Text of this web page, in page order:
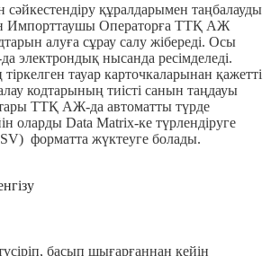
сәйкестендіру құралдарымен таңбалауды
Импорттаушы Операторға ТТҚ АЖ
алуға сұрау салу жібереді. Осы
электрондық нысанда ресімделеді.
тауар карточкаларынан қажетті
кодтарының тиісті санын таңдауы
ТТҚ АЖ-да автоматты түрде
оларды Data Matrix-ке түрлендіруге
форматта жүктеуге болады.
басып шығарғаннан кейін